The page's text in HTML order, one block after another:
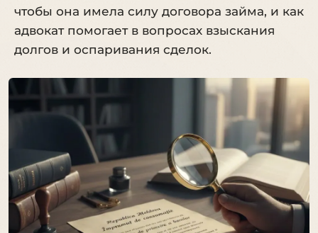
чтобы она имела силу договора займа, и как
адвокат помогает в вопросах взыскания
долгов и оспаривания сделок.